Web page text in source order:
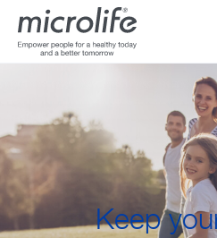
Voor de professional
Klinische Validaties
Keep